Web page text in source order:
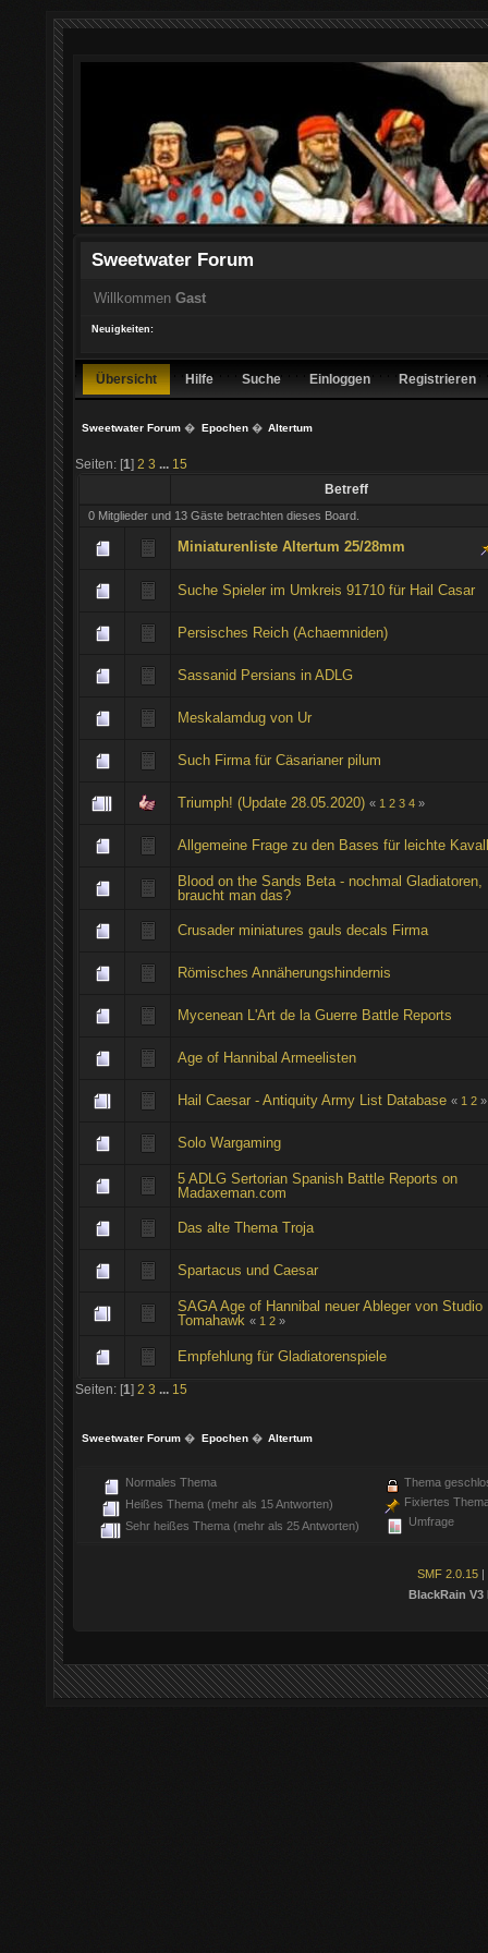
Sweetwater Forum
Willkommen Gast
Neuigkeiten:
Übersicht Hilfe Suche Einloggen Registrieren
Sweetwater Forum � Epochen� Altertum
Seiten: [1] 2 3
15
Betreff
0 Mitglieder und 13 Gäste betrachten dieses Board.
Miniaturenliste Altertum 25/28mm
Suche Spieler im Umkreis 91710 für Hail Casar
Persisches Reich (Achaemniden)
Sassanid Persians in ADLG
Meskalamdug von Ur
Such Firma für Cäsarianer pilum
Triumph! (Update 28.05.2020) « 1 2 3 4 »
Allgemeine Frage zu den Bases für leichte
Blood on the Sands Beta - nochmal Gladiatoren,
braucht man das?
Crusader miniatures gauls decals Firma
Römisches Annäherungshindernis
Mycenean L'Art de la Guerre Battle Reports
Age of Hannibal Armeelisten
Hail Caesar - Antiquity Army List Database « 1 2 »
Solo Wargaming
5 ADLG Sertorian Spanish Battle Reports on
Madaxeman.com
Das alte Thema Troja
Spartacus und Caesar
SAGA Age of Hannibal neuer Ableger von Studio
Tomahawk « 1 2 »
Empfehlung für Gladiatorenspiele
Seiten: [1] 2 3 15
Sweetwater Forum � Epochen� Altertum
Normales Thema
Heißes Thema (mehr als 15 Antworten)
Sehr heißes Thema (mehr als 25 Antworten)
Thema
Fixiertes
Umfrage
SMF 2.0.15 |
BlackRain V3